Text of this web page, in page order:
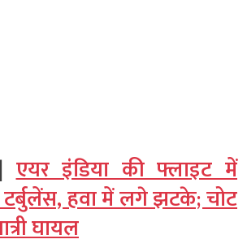
|एयर इंडिया की फ्लाइट में
हवा में लगे झटके; चोट
घायल